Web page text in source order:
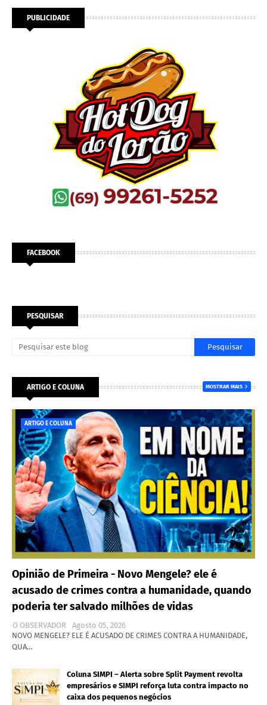
PUBLICIDADE
FACEBOOK
PESQUISAR
ARTIGO E COLUNA MOSTRAR MAIS
ARTIGO E COLUNA
Opinião de Primeira - Novo Mengele? ele é
acusado de crimes contra a humanidade, quando
poderia ter salvado milhões de vidas
O OBSERVADOR
Agosto 05, 2026
NOVO MENGELE? ELE É ACUSADO DE CRIMES CONTRA A HUMANIDADE,
QUA…
Coluna SIMPI – Alerta sobre Split Payment revolta
empresários e SIMPI reforça luta contra impacto no
caixa dos pequenos negócios